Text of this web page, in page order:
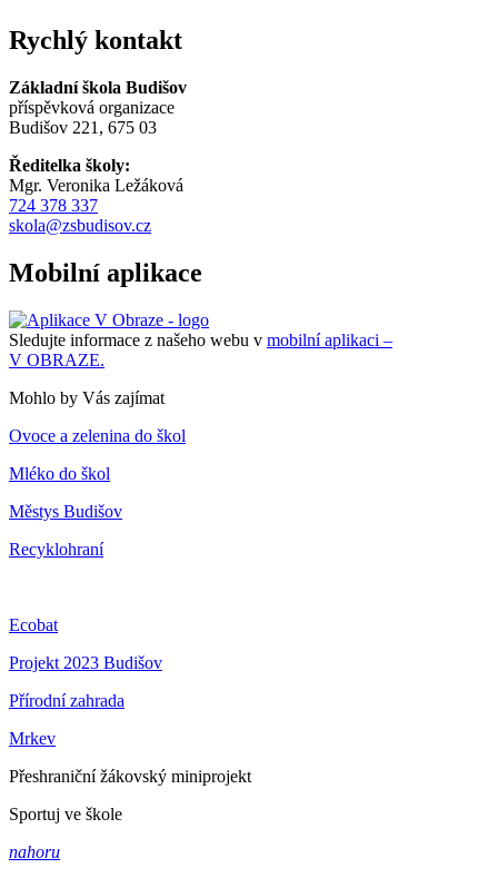
Rychlý kontakt
Základní škola Budišov
příspěvková organizace
Budišov 221, 675 03
Ředitelka školy:
Mgr. Veronika Ležáková
724 378 337
skola@zsbudisov.cz
Mobilní aplikace
Sledujte informace z našeho webu v mobilní aplikaci –
V OBRAZE.
Mohlo by Vás zajímat
Ovoce a zelenina do škol
Mléko do škol
Městys Budišov
Recyklohraní
Ecobat
Projekt 2023 Budišov
Přírodní zahrada
Mrkev
Přeshraniční žákovský miniprojekt
Sportuj ve škole
nahoru